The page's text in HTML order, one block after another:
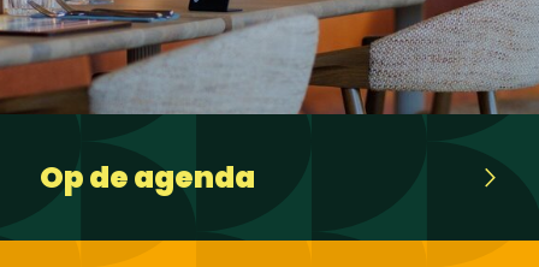
Op de agenda